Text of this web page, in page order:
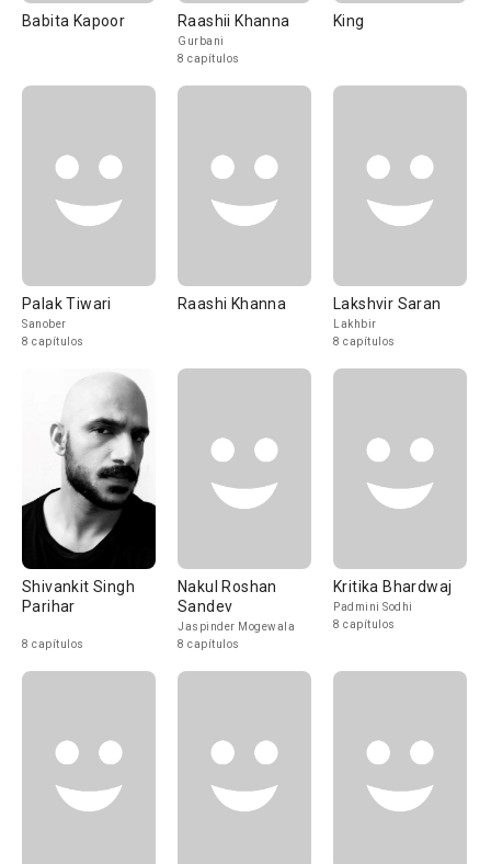
Babita Kapoor Raashii Khanna
Gurbani
8 capítulos
King
Palak Tiwari
Sanober
8 capítulos
Raashi Khanna Lakshvir Saran
Lakhbir
8 capítulos
Shivankit Singh
Parihar
8 capítulos
Nakul Roshan
Sandev
Jaspinder Mogewala
8 capítulos
Kritika Bhardwaj
Padmini Sodhi
8 capítulos